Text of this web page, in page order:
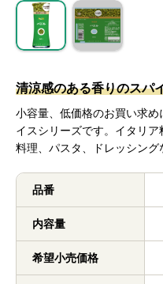
清涼感のある香りのスパ
小容量、低価格のお買い求
イスシリーズです。イタリ
料理、パスタ、ドレッシング
品番
内容量
希望小売価格